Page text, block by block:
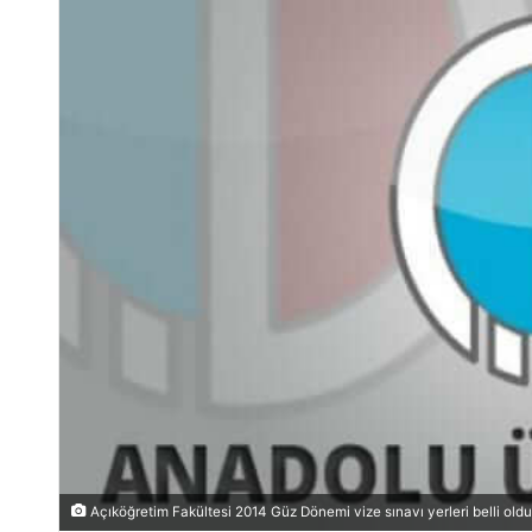
Açıköğretim Fakültesi 2014 Güz Dönemi vize sınavı yerleri belli